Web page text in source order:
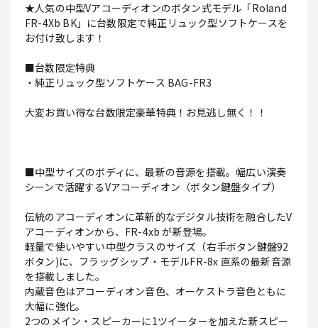
★人気の中型Vアコーディオンのボタン式モデル「Roland
FR-4Xb BK」に台数限定で純正リュック型ソフトケースを
お付け致します！
■台数限定特典
・純正リュック型ソフトケース BAG-FR3
大変お買い得な台数限定豪華特典！お見逃し無く！！
■中型サイズのボディに、最新の音源を搭載。幅広い演奏
シーンで活躍するVアコーディオン（ボタン鍵盤タイプ）
伝統のアコーディオンに革新的なデジタル技術を融合したV
アコーディオンから、FR-4xb が新登場。
軽量で使いやすい中型クラスのサイズ（右手ボタン鍵盤92
ボタン)に、フラッグシップ・モデルFR-8x 直系の最新音源
を搭載しました。
内蔵音色はアコーディオン音色、オーケストラ音色ともに
大幅に強化。
2つのメイン・スピーカーに1ツイーターを加えた新スピー